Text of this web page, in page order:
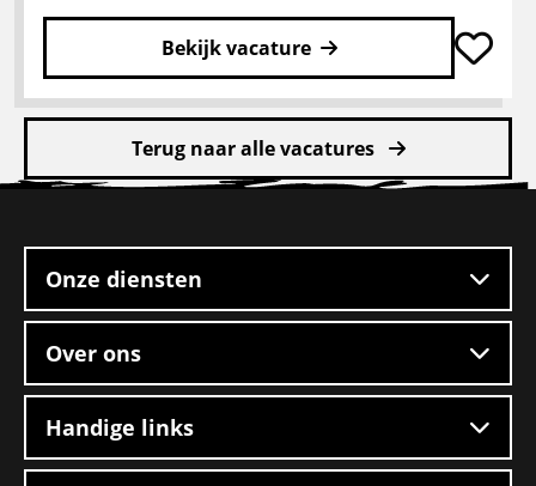
Bekijk vacature
Lees
meer
CE
Terug naar alle vacatures
footer
Onze diensten
Over ons
Handige links